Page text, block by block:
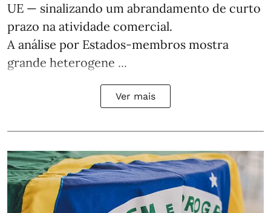
UE — sinalizando um abrandamento de curto
prazo na atividade comercial.
A análise por Estados‑membros mostra
grande heterogene ...
Ver mais